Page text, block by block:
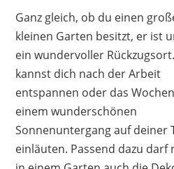
Ganz gleich, ob du einen
kleinen Garten besitzt, er ist
ein wundervoller
kannst dich nach der Arbeit
entspannen oder das
einem wunderschönen
Sonnenuntergang auf deiner
einläuten. Passend dazu darf